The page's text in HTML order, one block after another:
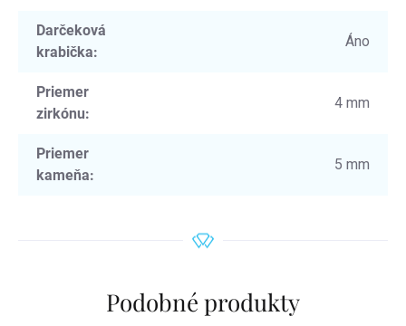
Darčeková
krabička:
Áno
Priemer
zirkónu:
4 mm
Priemer
kameňa:
5 mm
Podobné produkty